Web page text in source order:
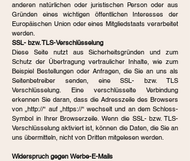
anderen natürlichen oder juristischen Person oder aus
Gründen eines wichtigen öffentlichen Interesses der
Europäischen Union oder eines Mitgliedstaats verarbeitet
werden.
SSL- bzw. TLS-Verschlüsselung
Diese Seite nutzt aus Sicherheitsgründen und zum
Schutz der Übertragung vertraulicher Inhalte, wie zum
Beispiel Bestellungen oder Anfragen, die Sie an uns als
Seitenbetreiber senden, eine SSL- bzw. TLS
Verschlüsselung. Eine verschlüsselte Verbindung
erkennen Sie daran, dass die Adresszeile des Browsers
von „http://“ auf „https://“ wechselt und an dem Schloss-
Symbol in Ihrer Browserzeile. Wenn die SSL- bzw. TLS-
Verschlüsselung aktiviert ist, können die Daten, die Sie an
uns übermitteln, nicht von Dritten mitgelesen werden.
Widerspruch gegen Werbe-E-Mails